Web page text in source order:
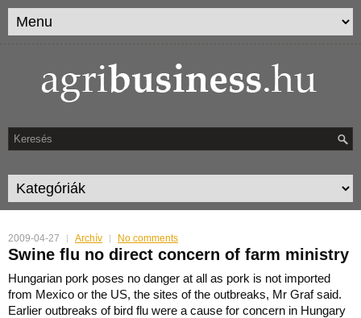
2009-04-27 Archív No comments
Swine flu no direct concern of farm ministry
Hungarian pork poses no danger at all as pork is not imported
from Mexico or the US, the sites of the outbreaks, Mr Graf said.
Earlier outbreaks of bird flu were a cause for concern in Hungary